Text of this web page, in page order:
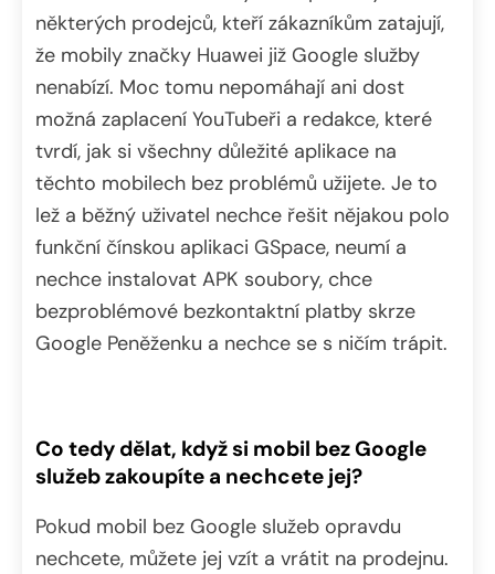
některých prodejců, kteří zákazníkům zatajují,
že mobily značky Huawei již Google služby
nenabízí. Moc tomu nepomáhají ani dost
možná zaplacení YouTubeři a redakce, které
tvrdí, jak si všechny důležité aplikace na
těchto mobilech bez problémů užijete. Je to
lež a běžný uživatel nechce řešit nějakou polo
funkční čínskou aplikaci GSpace, neumí a
nechce instalovat APK soubory, chce
bezproblémové bezkontaktní platby skrze
Google Peněženku a nechce se s ničím trápit.
Co tedy dělat, když si mobil bez Google
služeb zakoupíte a nechcete jej?
Pokud mobil bez Google služeb opravdu
nechcete, můžete jej vzít a vrátit na prodejnu.